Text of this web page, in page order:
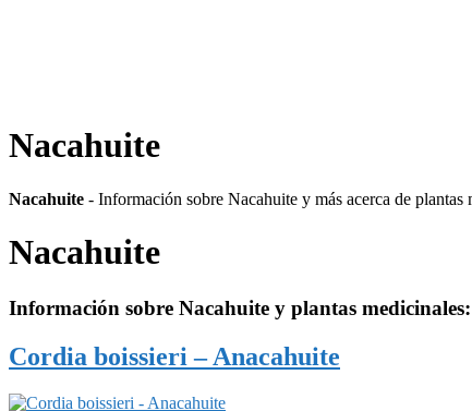
Nacahuite
Nacahuite - Información sobre Nacahuite y más acerca de
Nacahuite
Información sobre Nacahuite y plantas medicinales:
Cordia boissieri – Anacahuite